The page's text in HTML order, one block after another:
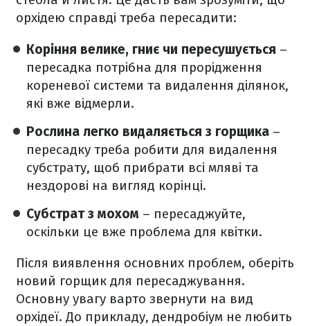
орхідею справді треба пересадити:
Коріння велике, гниє чи пересушується –
пересадка потрібна для прорідження
кореневої системи та видалення ділянок,
які вже відмерли.
Рослина легко видаляється з горщика –
пересадку треба робити для видалення
субстрату, щоб прибрати всі мляві та
нездорові на вигляд корінці.
Субстрат з мохом – пересаджуйте,
оскільки це вже проблема для квітки.
Після виявлення основних проблем, оберіть
новий горщик для пересаджування.
Основну увагу варто звернути на вид
орхідеї. До прикладу, дендробіум не любить